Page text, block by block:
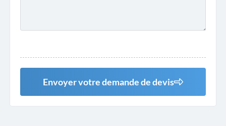
Envoyer votre demande de devis